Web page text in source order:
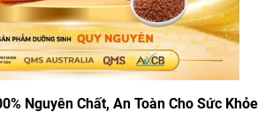
Nguyên Chất, An Toàn Cho Sức Khỏe